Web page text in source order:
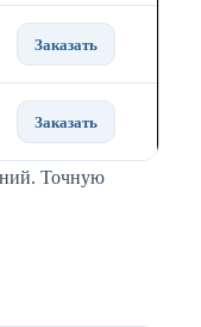
Заказать
Заказать
Точную